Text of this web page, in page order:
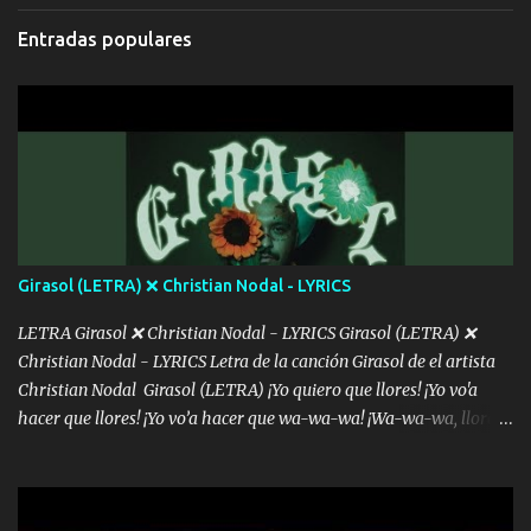
cada que intentas cantar Cada que intentas rapear, cada que
intentas rimar Pobre payaso que usa a todo el mundo pa' conectar
con la gente Dices "Latino Gang" pero pisas a to'a tu gente Pa’ dar
menos se prudente Hoy me sabe a mierda, traigo un Balvin en los
dientes Por falta de empatía le toca ser resiliente ¿Acaso eres
consciente de los followers que mueves? Parcerito, abre los ojos y
ve el poder que tienes Otro chiste malo son los nombres de tus
álbum's "José, vibras colores con la energía del diablo " ¿Si ...
Entradas populares
Girasol (LETRA) ❌ Christian Nodal - LYRICS
LETRA Girasol ❌ Christian Nodal - LYRICS Girasol (LETRA) ❌
Christian Nodal - LYRICS Letra de la canción Girasol de el artista
Christian Nodal Girasol (LETRA) ¡Yo quiero que llores! ¡Yo vo'a
hacer que llores! ¡Yo vo’a hacer que wa-wa-wa! ¡Wa-wa-wa, llores!